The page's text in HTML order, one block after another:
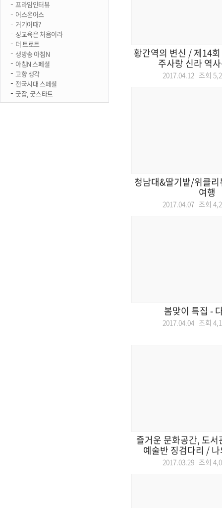
프라임인터뷰
어스온어스
거기어때?
성교육은 처음이라
더 트로트
생방송 아침N
아침N 스페셜
고향 생각
전국시대 스페셜
굿잡, 굿스타트
황간역의 변신 / 제14
주사랑 신라 역
2017.04.12 조회
청남대&딸기밭/위클
여행
2017.04.07 조회
봄맞이 특집 -
2017.04.04 조회
즐거운 문화공간, 도
예술반 징검다리 /
2017.03.29 조회